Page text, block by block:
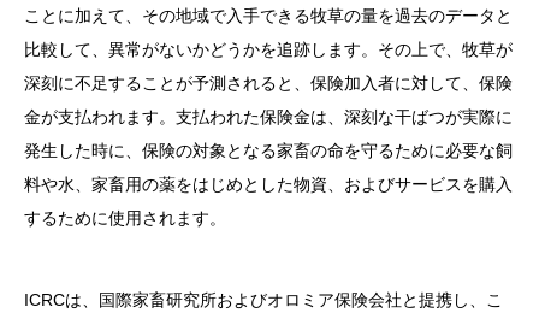
ことに加えて、その地域で入手できる牧草の量を過去のデータと
比較して、異常がないかどうかを追跡します。その上で、牧草が
深刻に不足することが予測されると、保険加入者に対して、保険
金が支払われます。支払われた保険金は、深刻な干ばつが実際に
発生した時に、保険の対象となる家畜の命を守るために必要な飼
料や水、家畜用の薬をはじめとした物資、およびサービスを購入
するために使用されます。
ICRCは、国際家畜研究所およびオロミア保険会社と提携し、こ